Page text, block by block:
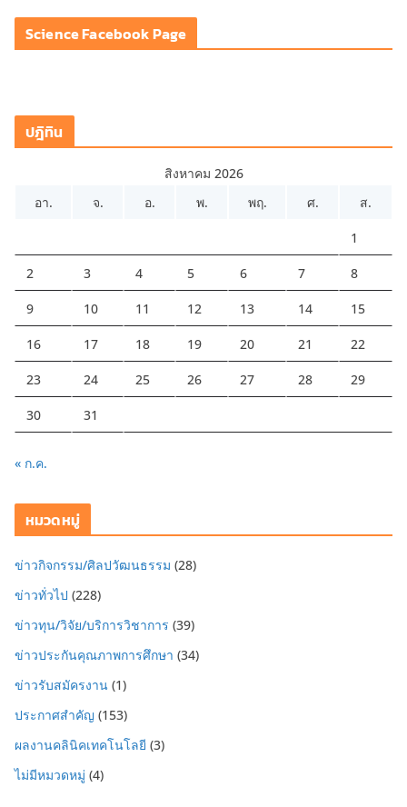
Science Facebook Page
ปฎิทิน
สิงหาคม 2026
อา.
จ. อ. พ. พฤ. ศ. ส.
1
2 3 4 5 6 7 8
9 10 11 12 13 14 15
16 17 18 19 20 21 22
23 24 25 26 27 28 29
30 31
« ก.ค.
หมวดหมู่
ข่าวกิจกรรม/ศิลปวัฒนธรรม (28)
ข่าวทั่วไป (228)
ข่าวทุน/วิจัย/บริการวิชาการ (39)
ข่าวประกันคุณภาพการศึกษา (34)
ข่าวรับสมัครงาน (1)
ประกาศสำคัญ (153)
ผลงานคลินิคเทคโนโลยี (3)
ไม่มีหมวดหมู่ (4)